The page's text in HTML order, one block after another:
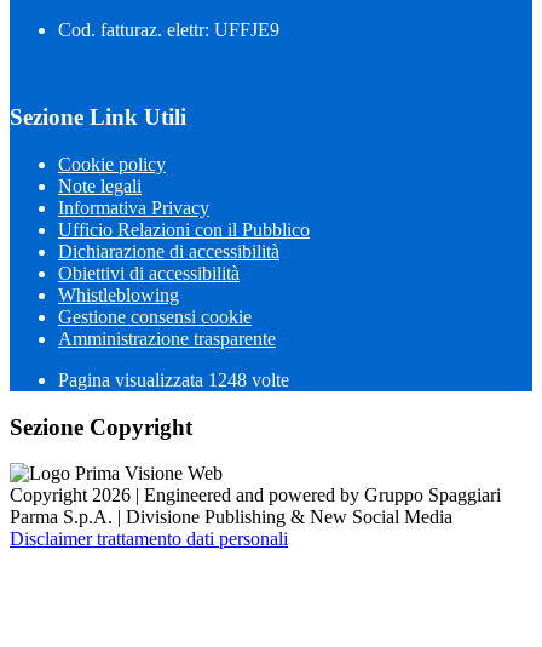
Cod. fatturaz. elettr: UFFJE9
Sezione Link Utili
Cookie policy
Note legali
Informativa Privacy
Ufficio Relazioni con il Pubblico
Dichiarazione di accessibilità
Obiettivi di accessibilità
Whistleblowing
Gestione consensi cookie
Amministrazione trasparente
Pagina visualizzata 1248 volte
Sezione Copyright
Copyright 2026 | Engineered and powered by Gruppo Spaggiari
Parma S.p.A. | Divisione Publishing & New Social Media
Disclaimer trattamento dati personali